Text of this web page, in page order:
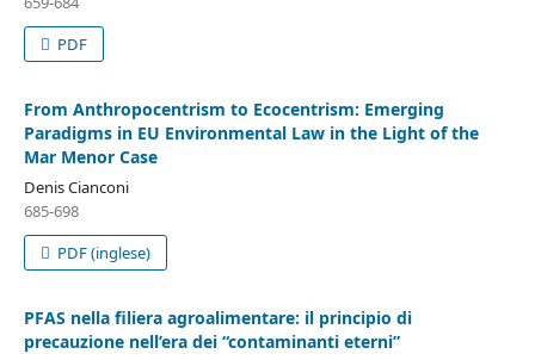
PDF
From Anthropocentrism to Ecocentrism: Emerging
Paradigms in EU Environmental Law in the Light of the
Mar Menor Case
Denis Cianconi
685-698
PDF (inglese)
PFAS nella filiera agroalimentare: il principio di
precauzione nell’era dei “contaminanti eterni”